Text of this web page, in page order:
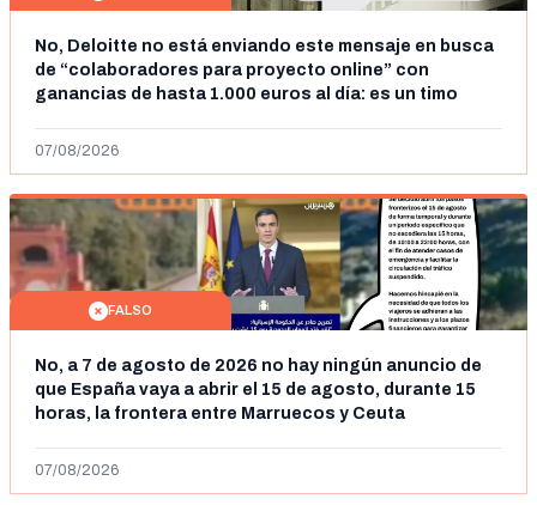
No, Deloitte no está enviando este mensaje en busca
de “colaboradores para proyecto online” con
ganancias de hasta 1.000 euros al día: es un timo
07/08/2026
FALSO
No, a 7 de agosto de 2026 no hay ningún anuncio de
que España vaya a abrir el 15 de agosto, durante 15
horas, la frontera entre Marruecos y Ceuta
07/08/2026